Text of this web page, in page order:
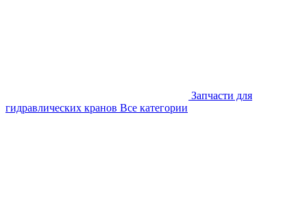
Запчасти для
гидравлических кранов Все категории